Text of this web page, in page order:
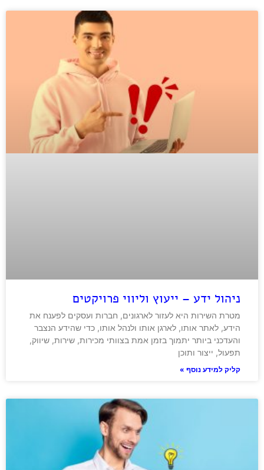
ניהול ידע – ייעוץ וליווי פרויקטים
מטרת השירות היא לעזור לארגונים, חברות ועסקים לפענח את
הידע, לאתר אותו, לארגן אותו ולנהל אותו, כדי שהידע הנצבר
והעדכני ביותר יתמוך בזמן אמת בצוותי מכירות, שירות, שיווק,
תפעול, ייצור ותוכן
קליק למידע נוסף »